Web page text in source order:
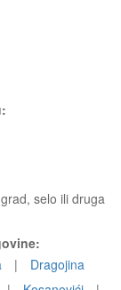
selo ili druga
|
Dragojina